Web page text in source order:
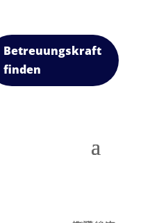
Betreuungskraft
finden